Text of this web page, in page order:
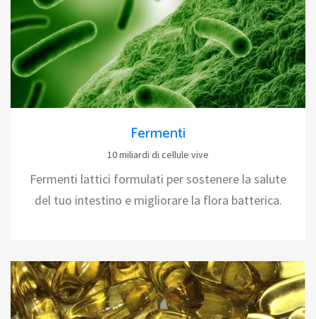
Fermenti
10 miliardi di cellule vive
Fermenti lattici formulati per sostenere la salute
del tuo intestino e migliorare la flora batterica.